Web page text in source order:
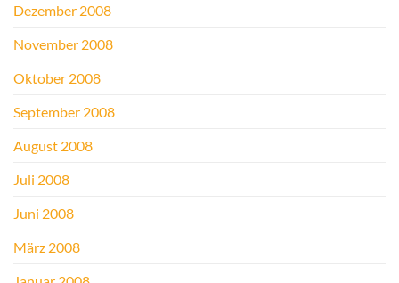
Dezember 2008
November 2008
Oktober 2008
September 2008
August 2008
Juli 2008
Juni 2008
März 2008